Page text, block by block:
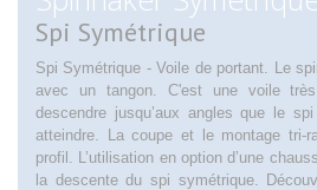
Spi Symétrique
Spi Symétrique - Voile de portant. Le
avec un tangon. C'est une voile
descendre jusqu’aux angles que le
atteindre. La coupe et le montage tri-
profil. L’utilisation en option d’une
la descente du spi symétrique.